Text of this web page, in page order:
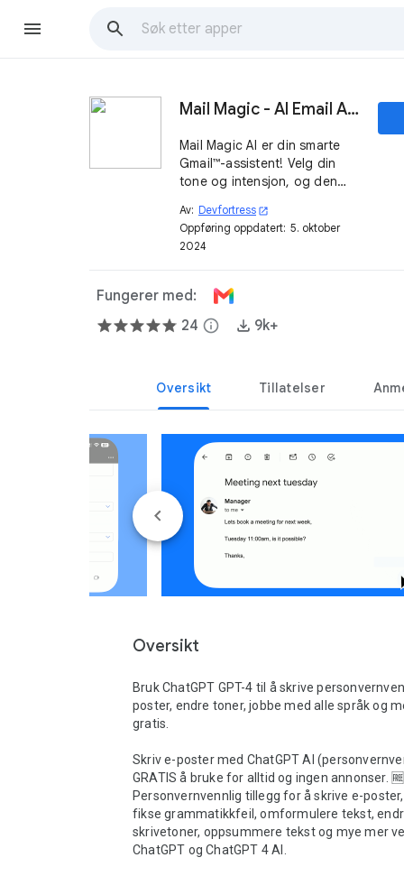
Mail Magic - AI Email Assistant drevet av ChatGPT
Mail Magic AI er din smarte
Gmail™-assistent! Velg din
tone og intensjon, og den
ett klikk. Fungerer på desktop
og mobil.
Av: Devfortress open_in_new
Oppføring oppdatert: 5. oktober
2024
Fungerer med:
24 info 9k+
Oversikt Tillatelser
Oversikt
Bruk ChatGPT GPT-4 til å skrive
poster, endre toner, jobbe med alle språk og
gratis.
Skriv e-poster med ChatGPT AI
GRATIS å bruke for alltid og ingen annonser. 🆓
Personvernvennlig tillegg for å skrive e-
fikse grammatikkfeil, omformulere tekst,
skrivetoner, oppsummere tekst og mye mer
ChatGPT og ChatGPT 4 AI.